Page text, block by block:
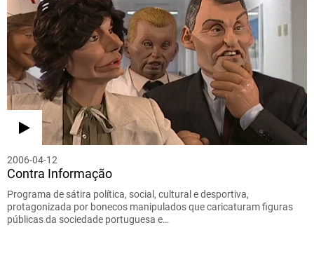
2006-04-12
Contra Informação
Programa de sátira política, social, cultural e desportiva,
protagonizada por bonecos manipulados que caricaturam figuras
públicas da sociedade portuguesa e…